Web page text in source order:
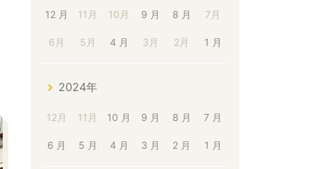
12 月 11月 10月 9 月 8 月 7月
6月 5月 4 月 3月 2月 1 月
2024年
12月 11月 10 月 9 月 8 月 7 月
6 月 5 月 4 月 3 月 2 月 1 月